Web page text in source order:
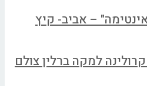
– אביב- קיץ
קיץ 2026 של קרולינה למקה ברלין צולם